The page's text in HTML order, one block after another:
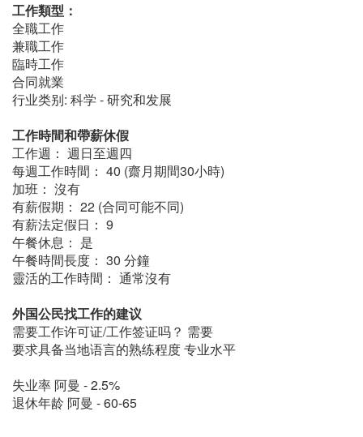
工作類型：
全職工作
兼職工作
臨時工作
合同就業
行业类别: 科学 - 研究和发展
工作時間和帶薪休假
工作週： 週日至週四
每週工作時間： 40 (齋月期間30小時)
加班： 沒有
有薪假期： 22 (合同可能不同)
有薪法定假日： 9
午餐休息： 是
午餐時間長度： 30 分鐘
靈活的工作時間： 通常沒有
外国公民找工作的建议
需要工作许可证/工作签证吗？ 需要
要求具备当地语言的熟练程度 专业水平
失业率 阿曼 - 2.5%
退休年龄 阿曼 - 60-65